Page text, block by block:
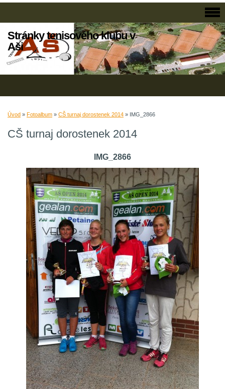
Stránky tenisového klubu v
Aši
Úvod » Fotoalbum » CŠ turnaj dorostenek 2014 » IMG_2866
CŠ turnaj dorostenek 2014
IMG_2866